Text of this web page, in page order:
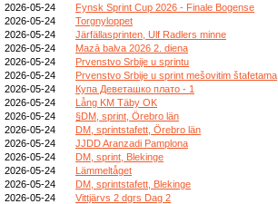
2026-05-24
Fynsk Sprint Cup 2026 - Finale Bogense
2026-05-24
Torgnyloppet
2026-05-24
Järfällasprinten, Ulf Radlers minne
2026-05-24
Mazā balva 2026 2. diena
2026-05-24
Prvenstvo Srbije u sprintu
2026-05-24
Prvenstvo Srbije u sprint mešovitim štafetama
2026-05-24
Купа Деветашко плато - 1
2026-05-24
Lång KM Täby OK
2026-05-24
§DM, sprint, Örebro län
2026-05-24
DM, sprintstafett, Örebro län
2026-05-24
JJDD Aranzadi Pamplona
2026-05-24
DM, sprint, Blekinge
2026-05-24
Lämmeltåget
2026-05-24
DM, sprintstafett, Blekinge
2026-05-24
Vittjärvs 2 dgrs Dag 2